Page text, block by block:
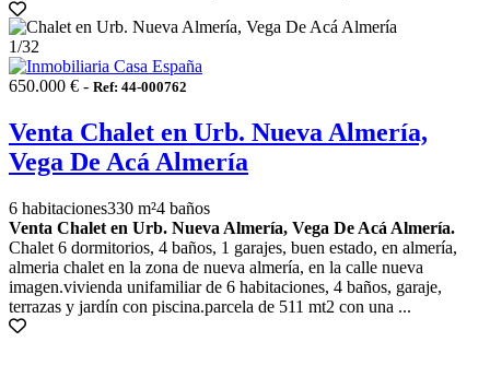
1/32
650.000 € - Ref: 44-000762
Venta Chalet en Urb. Nueva Almería,
Vega De Acá Almería
6 habitaciones330 m²4 baños
Venta Chalet en Urb. Nueva Almería, Vega De Acá Almería.
Chalet 6 dormitorios, 4 baños, 1 garajes, buen estado, en almería,
almeria chalet en la zona de nueva almería, en la calle nueva
imagen.vivienda unifamiliar de 6 habitaciones, 4 baños, garaje,
terrazas y jardín con piscina.parcela de 511 mt2 con una ...